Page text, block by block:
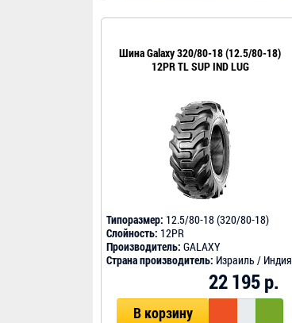
Шина Galaxy 320/80-18 (12.5/80-18)
12PR TL SUP IND LUG
Типоразмер: 12.5/80-18 (320/80-18)
Слойность: 12PR
Производитель: GALAXY
Страна производитель: Израиль / Индия
22 195 р.
В корзину